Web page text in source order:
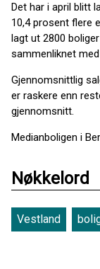
Det har i april blitt
10,4 prosent flere
lagt ut 2800
sammenliknet
Gjennomsnittlig
er raskere enn
gjennomsnitt.
Medianboligen i
Nøkkelord
Vestland